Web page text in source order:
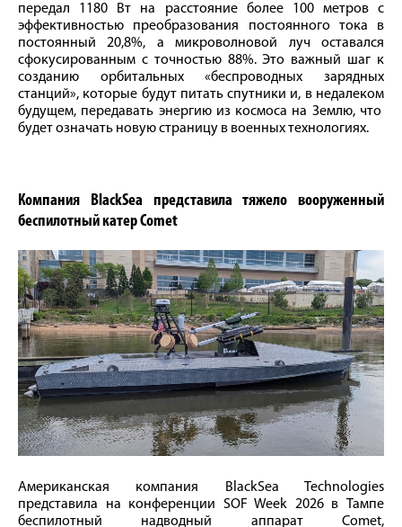
передал 1180 Вт на расстояние более 100 метров с
эффективностью преобразования постоянного тока в
постоянный 20,8%, а микроволновой луч оставался
сфокусированным с точностью 88%. Это важный шаг к
созданию орбитальных «беспроводных зарядных
станций», которые будут питать спутники и, в недалеком
будущем, передавать энергию из космоса на Землю, что
будет означать новую страницу в военных технологиях.
Компания BlackSea представила тяжело вооруженный
беспилотный катер Comet
Американская компания BlackSea Technologies
представила на конференции SOF Week 2026 в Тампе
беспилотный надводный аппарат Comet,